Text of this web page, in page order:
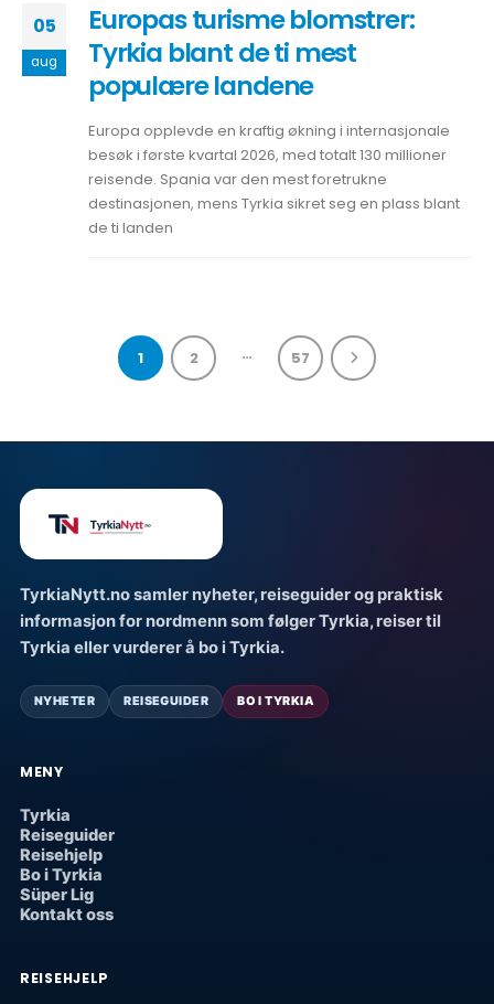
05
aug
Europas turisme blomstrer:
Tyrkia blant de ti mest
populære landene
Europa opplevde en kraftig økning i internasjonale
besøk i første kvartal 2026, med totalt 130 millioner
reisende. Spania var den mest foretrukne
destinasjonen, mens Tyrkia sikret seg en plass blant
de ti landen
1 2 … 57
TyrkiaNytt.no samler nyheter, reiseguider og praktisk
informasjon for nordmenn som følger Tyrkia, reiser til
Tyrkia eller vurderer å bo i Tyrkia.
NYHETER REISEGUIDER BO I TYRKIA
MENY
Tyrkia
Reiseguider
Reisehjelp
Bo i Tyrkia
Süper Lig
Kontakt oss
REISEHJELP